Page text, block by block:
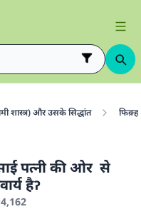
शास्त्र) और उसके सिद्धांत फिक़्ह
पत्नी की ओर से
हैॽ
4,162